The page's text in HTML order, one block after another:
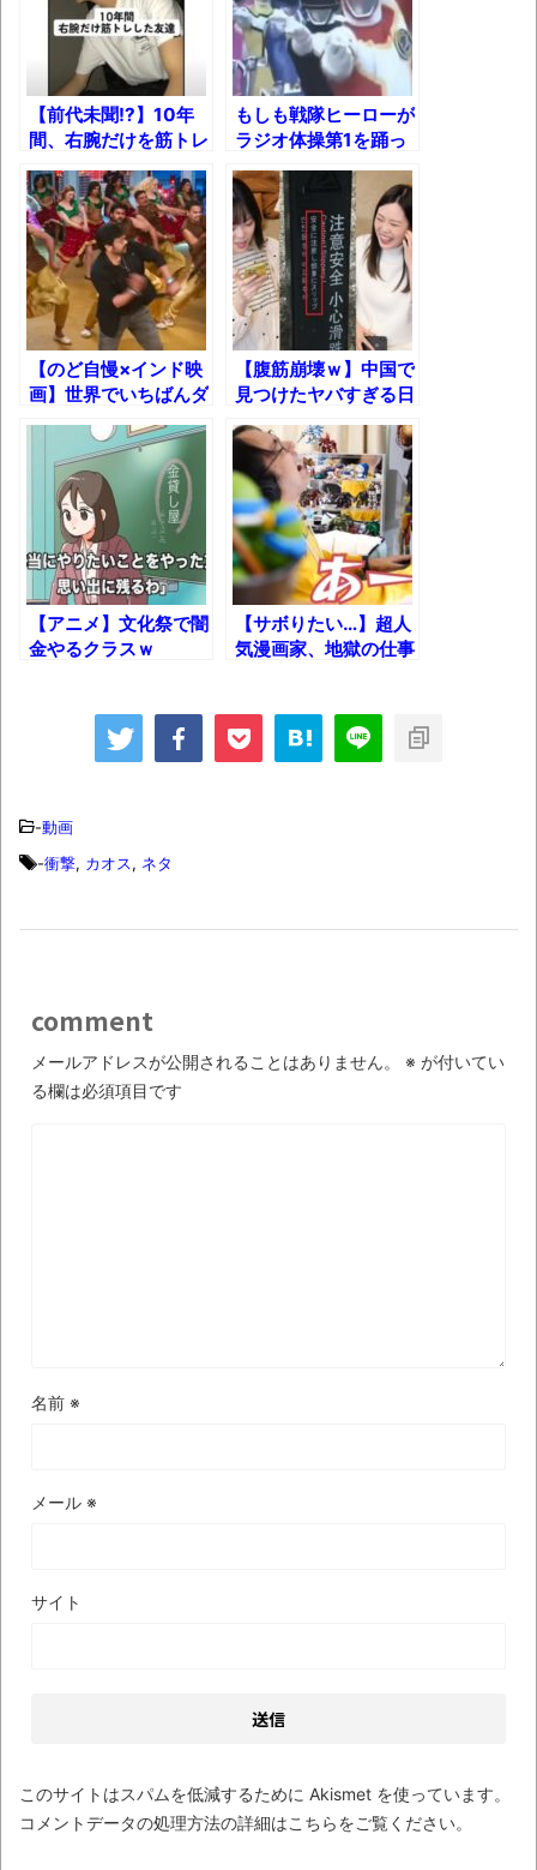
長野県のなめこのデカさが規格外だったｗ
ｗ
新装版「ご冗談でしょう、ファインマンさ
ん（上）（下）」発売
【画像】整形で2400万円超えの美女、水着
グラビアに挑戦
歴ログは10周年ですがnoteに引っ越します
進撃の巨人シーズン7 ファイナルシーズンの
感想
TBS「マツコの知らない世界」スタグル特
集でほとんど紹介されなかったJリーグ…なら
ば自分たちで紹介だ！
時代の流れ
【衝撃】道志村の骨や服、沢の上流から流
されてきた可能性・・・・・・・・・
オーストラリアの男性飛行家 太平洋横断
【中国】パトカーの前で好演技www当たり
屋やお煽り運転など盛りだくさん
に入院中のオレのオナサポ懇願したら・・・
「ム、ムリです・・・」メガネ美人ナース
ブログお引越しのお知らせ
まるで親子のような子猫とシェパード
【前代未聞!?】10年
間、右腕だけを筋トレ
し続けた友達がこちら
ｗ
もしも戦隊ヒーローが
ラジオ体操第1を踊っ
たらｗ
【のど自慢×インド映
画】世界でいちばんダ
サいシンクロムービ
【腹筋崩壊ｗ】中国で
見つけたヤバすぎる日
本語！
【アニメ】文化祭で闇
金やるクラスｗ
【サボりたい…】超人
気漫画家、地獄の仕事
-動画
-衝撃, カオス, ネタ
comment
メールアドレスが公開されることはありません。 ※ が付いてい
る欄は必須項目です
名前 ※
メール ※
サイト
このサイトはスパムを低減するために Akismet を使っています。
コメントデータの処理方法の詳細はこちらをご覧ください。